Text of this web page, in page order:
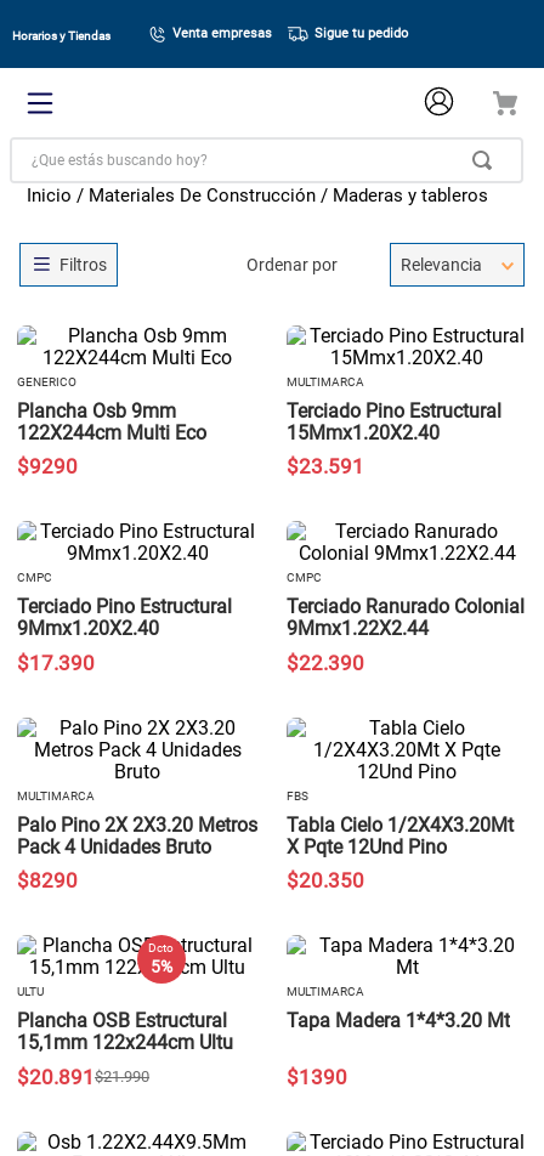
Horarios y Tiendas Venta empresas Sigue tu pedido
¿Que estás buscando hoy?
Materiales De Construcción Maderas y tableros
Ordenar por Relevancia
GENERICO
Plancha Osb 9mm
122X244cm Multi Eco
$9290
MULTIMARCA
Terciado Pino Estructural
15Mmx1.20X2.40
$23.591
CMPC
Terciado Pino Estructural
9Mmx1.20X2.40
$17.390
CMPC
Terciado Ranurado Colonial
9Mmx1.22X2.44
$22.390
MULTIMARCA
Palo Pino 2X 2X3.20 Metros
Pack 4 Unidades Bruto
$8290
FBS
Tabla Cielo 1/2X4X3.20Mt
X Pqte 12Und Pino
$20.350
Dcto
5 %
ULTU
Plancha OSB Estructural
15,1mm 122x244cm Ultu
$21.990
$20.891
MULTIMARCA
Tapa Madera 1*4*3.20 Mt
$1390